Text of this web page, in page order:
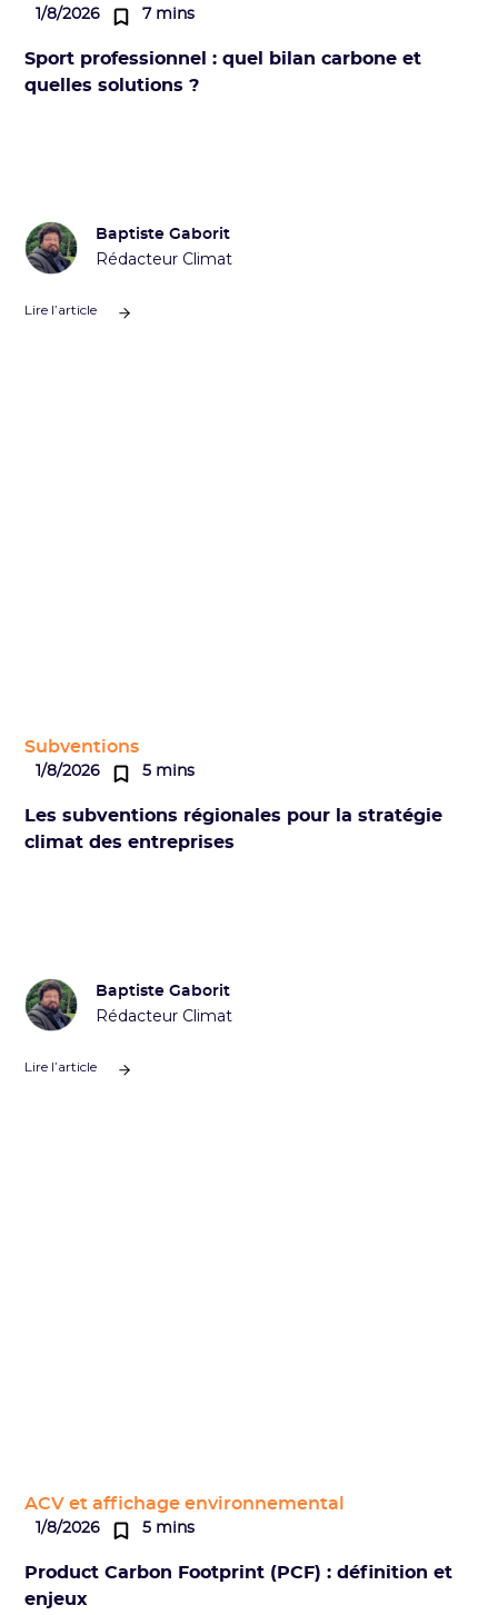
1/8/2026 7 mins
Sport professionnel : quel bilan carbone et
quelles solutions ?
Baptiste Gaborit
Rédacteur Climat
Lire l’article
Subventions
1/8/2026 5 mins
Les subventions régionales pour la stratégie
climat des entreprises
Baptiste Gaborit
Rédacteur Climat
Lire l’article
ACV et affichage environnemental
1/8/2026 5 mins
Product Carbon Footprint (PCF) : définition et
enjeux